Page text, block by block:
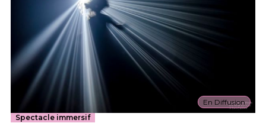
En Diffusion
Spectacle immersif